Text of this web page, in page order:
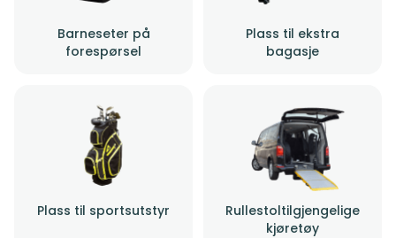
Barneseter på
forespørsel
Plass til ekstra
bagasje
Plass til sportsutstyr
Rullestoltilgjengelige
kjøretøy